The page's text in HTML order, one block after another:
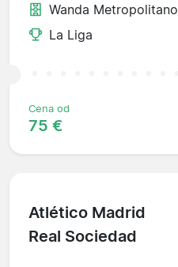
Wanda Metropolitano
La Liga
Cena od
75 €
Atlético Madrid
Real Sociedad